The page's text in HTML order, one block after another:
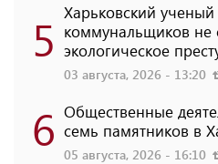
5 Харьковский
коммунальщиков не
экологическое
03 августа, 2026 - 13:20
6 Общественные
семь памятников в
05 августа, 2026 - 16:10